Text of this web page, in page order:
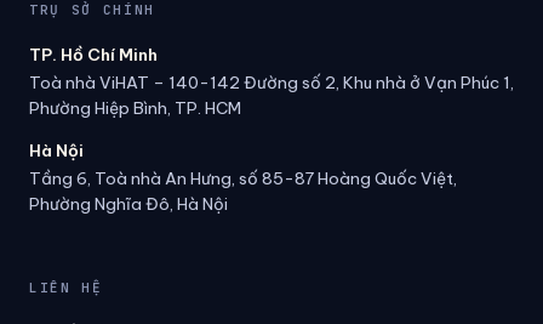
TRỤ SỞ CHÍNH
TP. Hồ Chí Minh
Toà nhà ViHAT – 140-142 Đường số 2, Khu nhà ở Vạn Phúc 1,
Phường Hiệp Bình, TP. HCM
Hà Nội
Tầng 6, Toà nhà An Hưng, số 85-87 Hoàng Quốc Việt,
Phường Nghĩa Đô, Hà Nội
LIÊN HỆ